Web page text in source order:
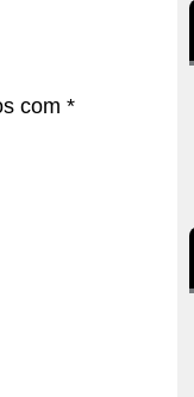
com *